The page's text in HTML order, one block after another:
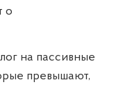
о
на пассивные
превышают,